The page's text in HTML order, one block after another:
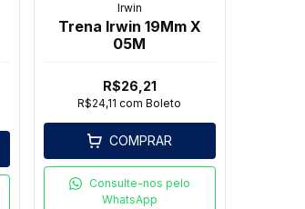
Irwin
Trena Irwin 19Mm X
05M
R$26,21
R$24,11com Boleto
COMPRAR
Consulte-nos pelo
WhatsApp